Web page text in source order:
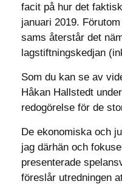
facit på hur det
januari 2019.
sams återstår det
lagstiftningskedjan
Som du kan se av
Håkan Hallstedt
redogörelse för de
De ekonomiska och
jag därhän och
presenterade
föreslår utredningen